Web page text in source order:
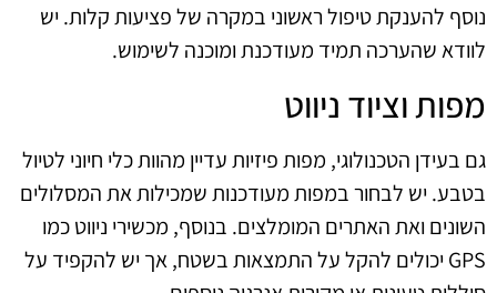
נוסף להענקת טיפול ראשוני במקרה של פציעות קלות. יש
לוודא שהערכה תמיד מעודכנת ומוכנה לשימוש.
מפות וציוד ניווט
גם בעידן הטכנולוגי, מפות פיזיות עדיין מהוות כלי חיוני לטיול
בטבע. יש לבחור במפות מעודכנות שמכילות את המסלולים
השונים ואת האתרים המומלצים. בנוסף, מכשירי ניווט כמו
GPS יכולים להקל על התמצאות בשטח, אך יש להקפיד על